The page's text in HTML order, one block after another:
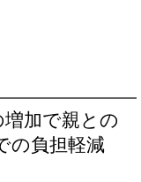
増加で親との
の負担軽減